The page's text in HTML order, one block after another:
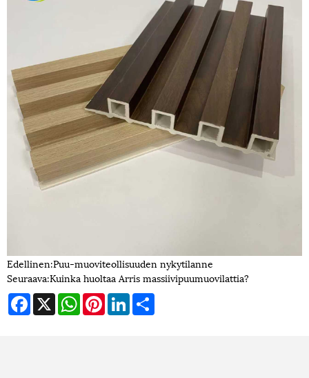
Edellinen:Puu-muoviteollisuuden nykytilanne
Seuraava:Kuinka huoltaa Arris massiivipuumuovilattia?
Facebook
X WhatsAppPinterestLinkedIn